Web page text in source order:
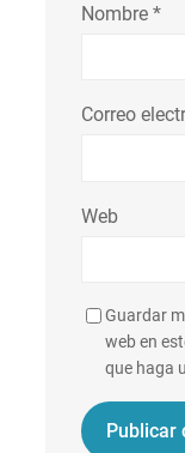
Nombre *
Correo
Web
Guardar
web en
que haga